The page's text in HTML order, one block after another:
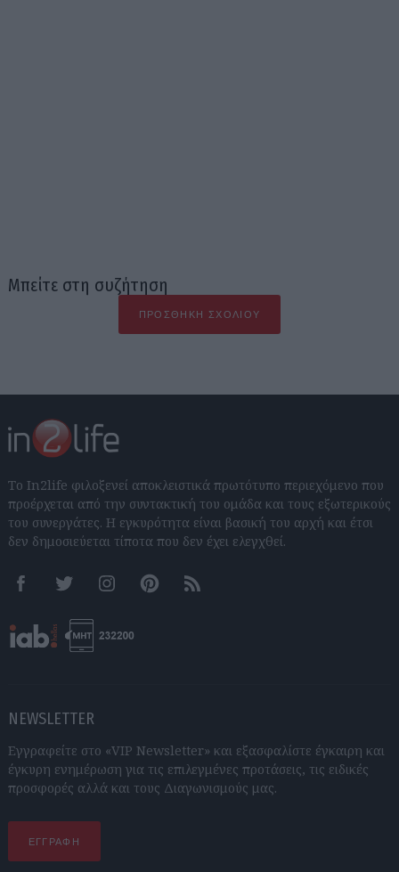
Μπείτε στη συζήτηση
ΠΡΟΣΘΉΚΗ ΣΧΟΛΊΟΥ
Το In2life φιλοξενεί αποκλειστικά πρωτότυπο περιεχόμενο που
προέρχεται από την συντακτική του ομάδα και τους εξωτερικούς
του συνεργάτες. Η εγκυρότητα είναι βασική του αρχή και έτσι
δεν δημοσιεύεται τίποτα που δεν έχει ελεγχθεί.
FacebookTwitter InstagramPinterestRSS feeds
NEWSLETTER
Εγγραφείτε στο «VIP Newsletter» και εξασφαλίστε έγκαιρη και
έγκυρη ενημέρωση για τις επιλεγμένες προτάσεις, τις ειδικές
προσφορές αλλά και τους Διαγωνισμούς μας.
ΕΓΓΡΑΦΗ